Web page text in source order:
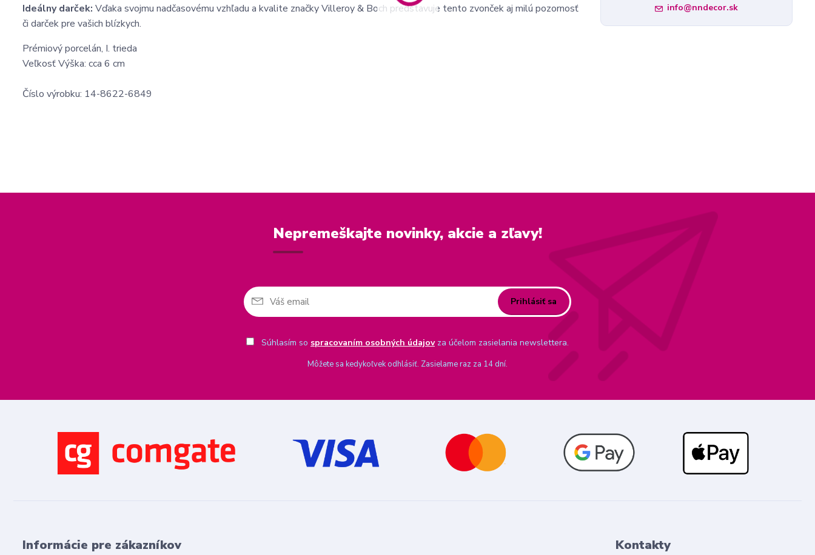
Ideálny darček: Vďaka svojmu nadčasovému vzhľadu a kvalite značky Villeroy & Boch predstavuje tento zvonček aj milú pozornosť
či darček pre vašich blízkych.
Prémiový porcelán, I. trieda
Veľkosť Výška: cca 6 cm
Číslo výrobku: 14-8622-6849
info@nndecor.sk
Nepremeškajte novinky, akcie a zľavy!
Prihlásiť sa
Súhlasím so spracovaním osobných údajovza účelom zasielania newslettera.
Môžete sa kedykoľvek odhlásiť. Zasielame raz za 14 dní.
Informácie pre zákazníkov Kontakty